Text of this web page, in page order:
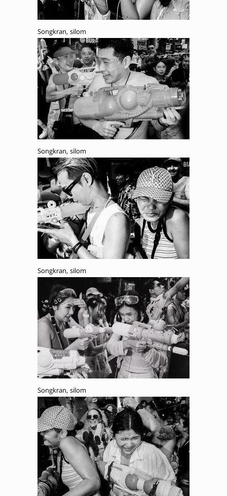
Songkran, silom
Songkran, silom
Songkran, silom
Songkran, silom